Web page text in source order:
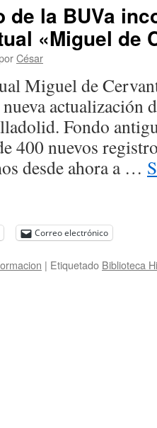
de la BUVa
«Miguel de
César
Miguel de
actualización
Fondo
400 nuevos
desde ahora a …
Correo electrónico
| Etiquetado Biblioteca